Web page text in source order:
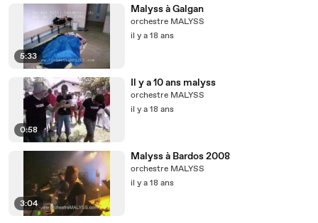
5:33
Malyss à Galgan
orchestre MALYSS
il y a 18 ans
0:58
Il y a 10 ans malyss
orchestre MALYSS
il y a 18 ans
3:04
Malyss à Bardos 2008
orchestre MALYSS
il y a 18 ans